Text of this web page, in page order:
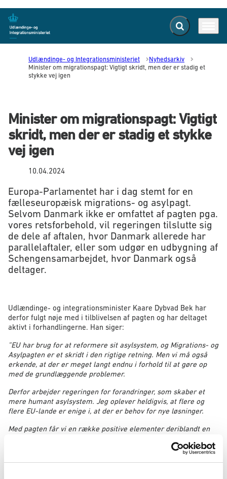
Gå til forsiden Fold søgefelt ud
Udlændinge- og Integrationsministeriet
Nyhedsarkiv
Minister om migrationspagt: Vigtigt skridt, men der er stadig et
stykke vej igen
Minister om migrationspagt: Vigtigt
skridt, men der er stadig et stykke
vej igen
10.04.2024
Europa-Parlamentet har i dag stemt for en
fælleseuropæisk migrations- og asylpagt.
Selvom Danmark ikke er omfattet af pagten pga.
vores retsforbehold, vil regeringen tilslutte sig
de dele af aftalen, hvor Danmark allerede har
parallelaftaler, eller som udgør en udbygning af
Schengensamarbejdet, hvor Danmark også
deltager.
Udlændinge- og integrationsminister Kaare Dybvad Bek har
derfor fulgt nøje med i tilblivelsen af pagten og har deltaget
aktivt i forhandlingerne. Han siger:
”EU har brug for at reformere sit asylsystem, og Migrations- og
Asylpagten er et skridt i den rigtige retning. Men vi må også
erkende, at der er meget langt endnu i forhold til at gøre op
med de grundlæggende problemer.
Derfor arbejder regeringen for forandringer, som skaber et
mere humant asylsystem. Jeg oplever heldigvis, at flere og
flere EU-lande er enige i, at der er behov for nye løsninger.
Med pagten får vi en række positive elementer deriblandt en
værktøjer til håndtering af irregulær migration. For der er et
Vi skal stoppe de irregulære